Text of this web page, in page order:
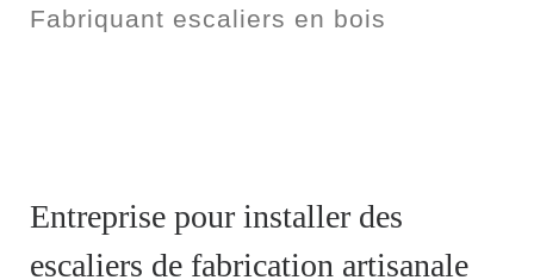
Fabriquant escaliers en bois
Entreprise pour installer des
escaliers de fabrication artisanale